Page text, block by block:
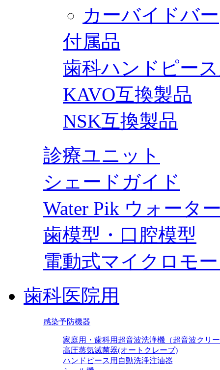
カーバイドバー
付属品
歯科ハンドピー
KAVO互換製品
NSK互換製品
診療ユニット
シェードガイド
Water Pik ウォータ
歯模型・口腔模型
電動式マイクロモ
歯科医院用
感染予防機器
家庭用・歯科用超音波洗浄機（超音波クリ
高圧蒸気滅菌器(オートクレーブ)
ハンドピース用自動洗浄注油器